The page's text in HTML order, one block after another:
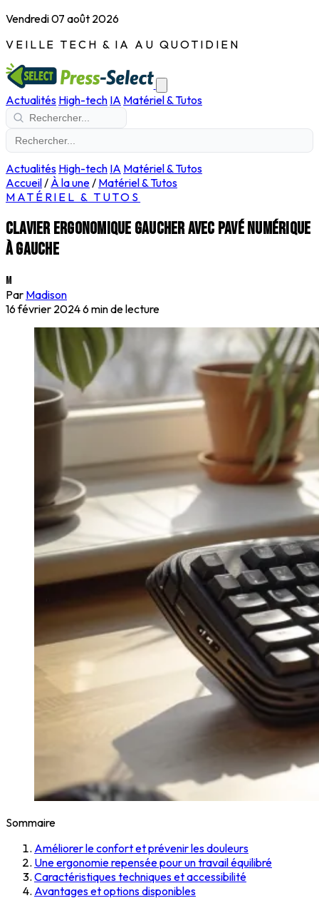
Vendredi 07 août 2026
VEILLE TECH & IA AU QUOTIDIEN
Actualités High-tech IA Matériel & Tutos
Actualités High-tech IA Matériel & Tutos
Accueil/ À la une/ Matériel & Tutos
MATÉRIEL & TUTOS
Clavier ergonomique gaucher avec pavé numérique
à gauche
M
Par Madison
16 février 20246 min de lecture
Sommaire
Améliorer le confort et prévenir les douleurs
Une ergonomie repensée pour un travail équilibré
Caractéristiques techniques et accessibilité
Avantages et options disponibles